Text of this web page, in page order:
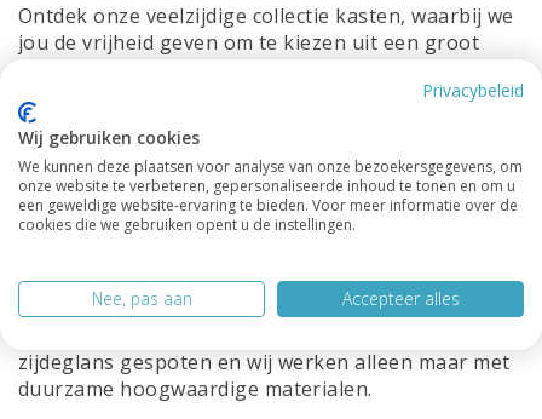
Ontdek onze veelzijdige collectie kasten, waarbij we
jou de vrijheid geven om te kiezen uit een groot
assortimentRAL-kleurenen waarbij je de
buitenkant en binnenkant een verschillende kleur
kan geven. Bij ons kun je jouw kast volledig
aanpassen aan jouw persoonlijke smaak en
interieurvoorkeuren. Of je nu op zoek bent naar
een opvallende accentkleur om een statement te
maken of juist een subtiele tint wilt die volledig
kleur die bij jou past. Met onze mogelijkheid om
kasten te leveren in alle RAL-kleuren, zijn de
zijdeglans gespoten en wij werken alleen maar met
duurzame hoogwaardige materialen.
Privacybeleid
Wij gebruiken cookies
We kunnen deze plaatsen voor analyse van onze bezoekersgegevens, om
onze website te verbeteren, gepersonaliseerde inhoud te tonen en om u
een geweldige website-ervaring te bieden. Voor meer informatie over de
cookies die we gebruiken opent u de instellingen.
Nee, pas aan Accepteer alles